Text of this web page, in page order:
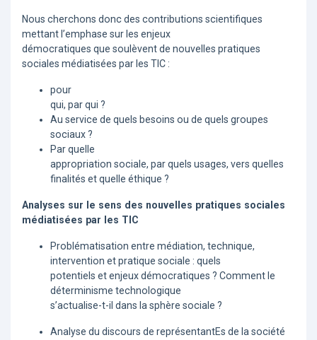
Nous cherchons donc des contributions scientifiques
mettant l’emphase sur les enjeux
démocratiques que soulèvent de nouvelles pratiques
sociales médiatisées par les TIC :
pour
qui, par qui ?
Au service de quels besoins ou de quels groupes
sociaux ?
Par quelle
appropriation sociale, par quels usages, vers quelles
finalités et quelle éthique ?
Analyses sur le sens des nouvelles pratiques sociales
médiatisées par les TIC
Problématisation entre médiation, technique,
intervention et pratique sociale : quels
potentiels et enjeux démocratiques ? Comment le
déterminisme technologique
s’actualise-t-il dans la sphère sociale ?
Analyse du discours de représentantEs de la société